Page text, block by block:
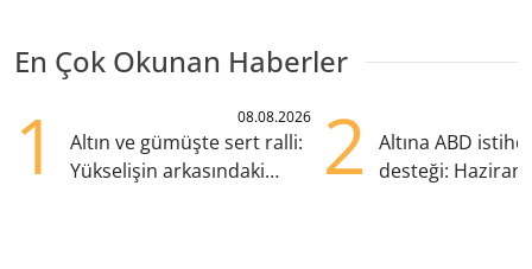
En Çok Okunan Haberler
1 08.08.2026
Altın ve gümüşte sert ralli:
Yükselişin arkasındaki
2
Altına ABD
desteği: